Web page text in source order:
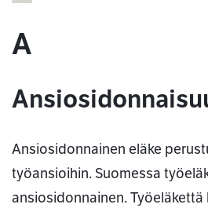
A
Ansiosidonnainen eläke
työansioihin. Suomessa
ansiosidonnainen.